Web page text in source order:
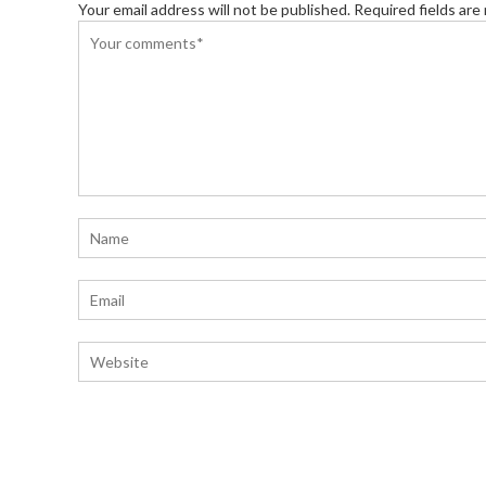
Your email address will not be published. Required fields are